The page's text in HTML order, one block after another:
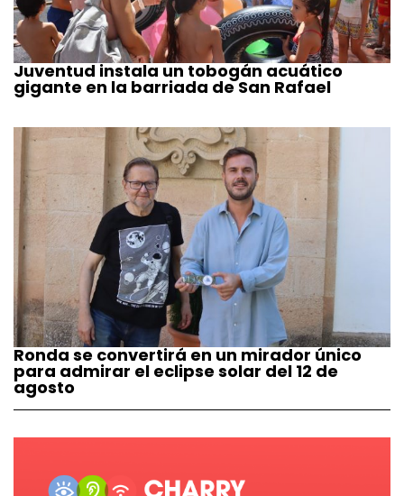
Juventud instala un tobogán acuático
gigante en la barriada de San Rafael
Ronda se convertirá en un mirador único
para admirar el eclipse solar del 12 de
agosto